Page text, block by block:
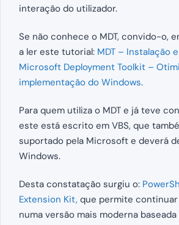
interação do utilizador.
Se não conhece o MDT, convido-o,
a ler este tutorial: MDT – Instalação
Microsoft Deployment Toolkit –
implementação do Windows.
Para quem utiliza o MDT e já teve
este está escrito em VBS, que
suportado pela Microsoft e deverá
Windows.
Desta constatação surgiu o:
Extension Kit, que permite continuar
numa versão mais moderna